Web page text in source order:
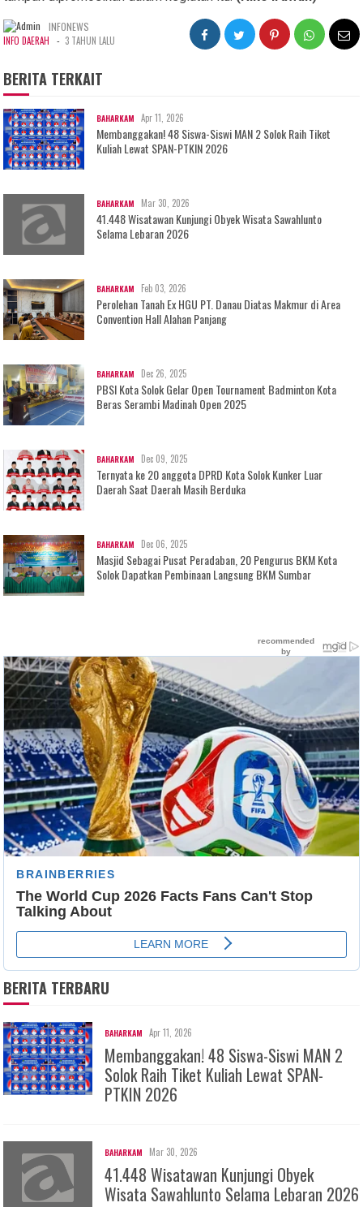
INFONEWS
INFO DAERAH - 3 TAHUN LALU
BERITA TERKAIT
BAHARKAM Apr 11, 2026
Membanggakan! 48 Siswa-Siswi MAN 2 Solok Raih Tiket
Kuliah Lewat SPAN-PTKIN 2026
BAHARKAM Mar 30, 2026
41.448 Wisatawan Kunjungi Obyek Wisata Sawahlunto
Selama Lebaran 2026
BAHARKAM Feb 03, 2026
Perolehan Tanah Ex HGU PT. Danau Diatas Makmur di Area
Convention Hall Alahan Panjang
BAHARKAM Dec 26, 2025
PBSI Kota Solok Gelar Open Tournament Badminton Kota
Beras Serambi Madinah Open 2025
BAHARKAM Dec 09, 2025
Ternyata ke 20 anggota DPRD Kota Solok Kunker Luar
Daerah Saat Daerah Masih Berduka
BAHARKAM Dec 06, 2025
Masjid Sebagai Pusat Peradaban, 20 Pengurus BKM Kota
Solok Dapatkan Pembinaan Langsung BKM Sumbar
BERITA TERBARU
BAHARKAM Apr 11, 2026
Membanggakan! 48 Siswa-Siswi MAN 2
Solok Raih Tiket Kuliah Lewat SPAN-
PTKIN 2026
BAHARKAM Mar 30, 2026
41.448 Wisatawan Kunjungi Obyek
Wisata Sawahlunto Selama Lebaran 2026